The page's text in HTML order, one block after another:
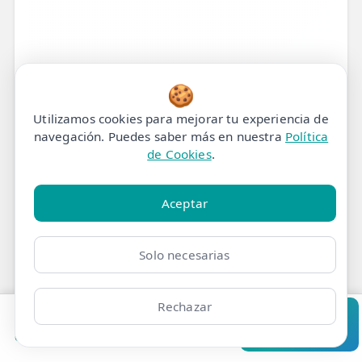
Clínicas
Mareos Repentinos:
Recupera tu Equilibrio y
Bienestar en eFISIO
Pedir cita Consultar
🍪
Utilizamos cookies para mejorar tu experiencia de
navegación. Puedes saber más en nuestra Política
de Cookies.
Aceptar
Solo necesarias
Rechazar